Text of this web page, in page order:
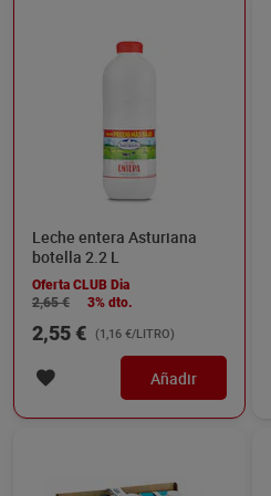
Leche entera Asturiana
botella 2.2 L
Oferta CLUB Dia
2,65 €
3% dto.
2,55 € (1,16 €/LITRO)
Añadir